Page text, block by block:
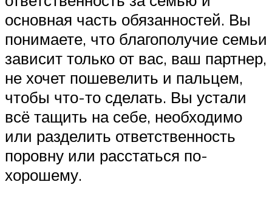
основная часть обязанностей. Вы
понимаете, что благополучие семьи
зависит только от вас, ваш партнер,
не хочет пошевелить и пальцем,
чтобы что-то сделать. Вы устали
всё тащить на себе, необходимо
или разделить ответственность
поровну или расстаться по-
хорошему.